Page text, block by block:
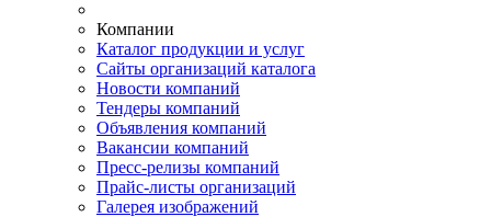
Компании
Каталог продукции и услуг
Сайты организаций каталога
Новости компаний
Тендеры компаний
Объявления компаний
Вакансии компаний
Пресс-релизы компаний
Прайс-листы организаций
Галерея изображений